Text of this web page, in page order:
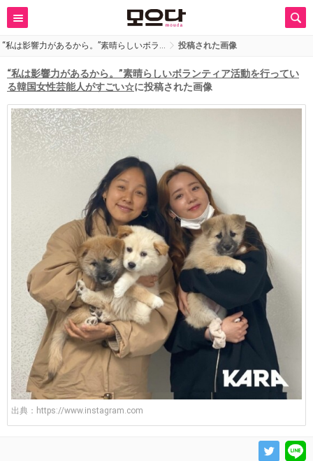
“私は影響力があるから。”素晴らしいボラ… 投稿された画像
“私は影響力があるから。”素晴らしいボランティア活動を行ってい
る韓国女性芸能人がすごい☆に投稿された画像
出典： https://www.instagram.com